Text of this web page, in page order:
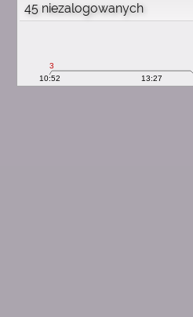
michau
michau
45 niezalogowanych